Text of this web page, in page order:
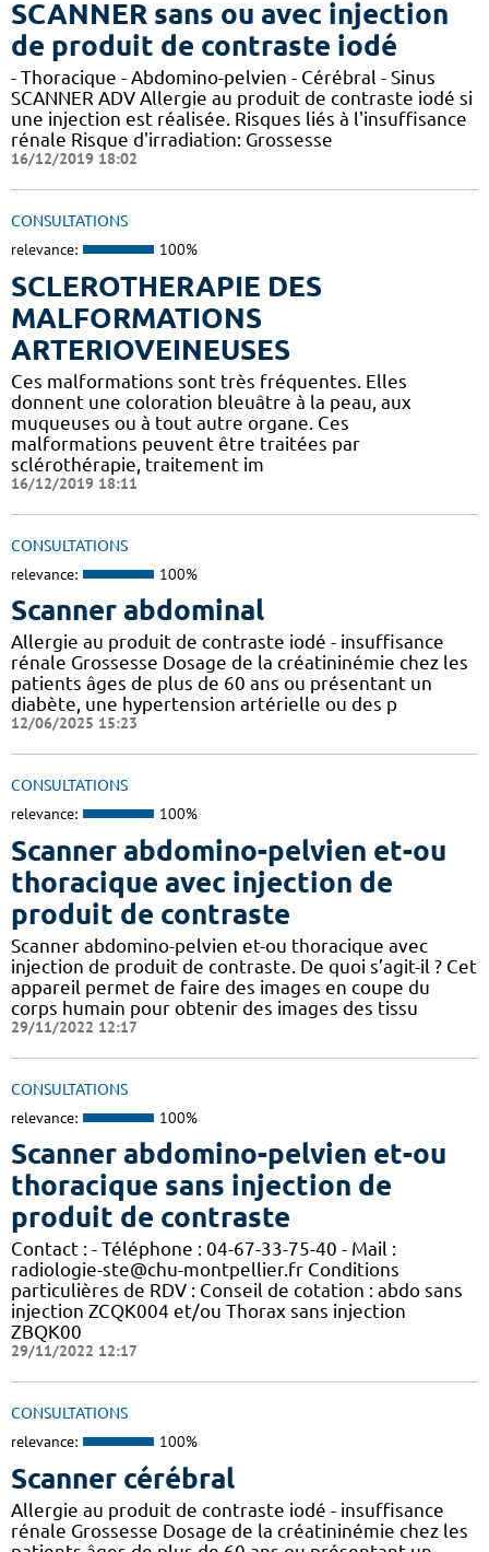
SCANNER sans ou avec injection
de produit de contraste iodé
- Thoracique - Abdomino-pelvien - Cérébral - Sinus
SCANNER ADV Allergie au produit de contraste iodé si
une injection est réalisée. Risques liés à l'insuffisance
rénale Risque d'irradiation: Grossesse
16/12/2019 18:02
CONSULTATIONS
relevance: 100%
SCLEROTHERAPIE DES
MALFORMATIONS
ARTERIOVEINEUSES
Ces malformations sont très fréquentes. Elles
donnent une coloration bleuâtre à la peau, aux
muqueuses ou à tout autre organe. Ces
malformations peuvent être traitées par
sclérothérapie, traitement im
16/12/2019 18:11
CONSULTATIONS
relevance: 100%
Scanner abdominal
Allergie au produit de contraste iodé - insuffisance
rénale Grossesse Dosage de la créatininémie chez les
patients âges de plus de 60 ans ou présentant un
diabète, une hypertension artérielle ou des p
12/06/2025 15:23
CONSULTATIONS
relevance: 100%
Scanner abdomino-pelvien et-ou
thoracique avec injection de
produit de contraste
Scanner abdomino-pelvien et-ou thoracique avec
injection de produit de contraste. De quoi s’agit-il ? Cet
appareil permet de faire des images en coupe du
corps humain pour obtenir des images des tissu
29/11/2022 12:17
CONSULTATIONS
relevance: 100%
Scanner abdomino-pelvien et-ou
thoracique sans injection de
produit de contraste
Contact : - Téléphone : 04-67-33-75-40 - Mail :
radiologie-ste@chu-montpellier.fr Conditions
particulières de RDV : Conseil de cotation : abdo sans
injection ZCQK004 et/ou Thorax sans injection
ZBQK00
29/11/2022 12:17
CONSULTATIONS
relevance: 100%
Scanner cérébral
Allergie au produit de contraste iodé - insuffisance
rénale Grossesse Dosage de la créatininémie chez les